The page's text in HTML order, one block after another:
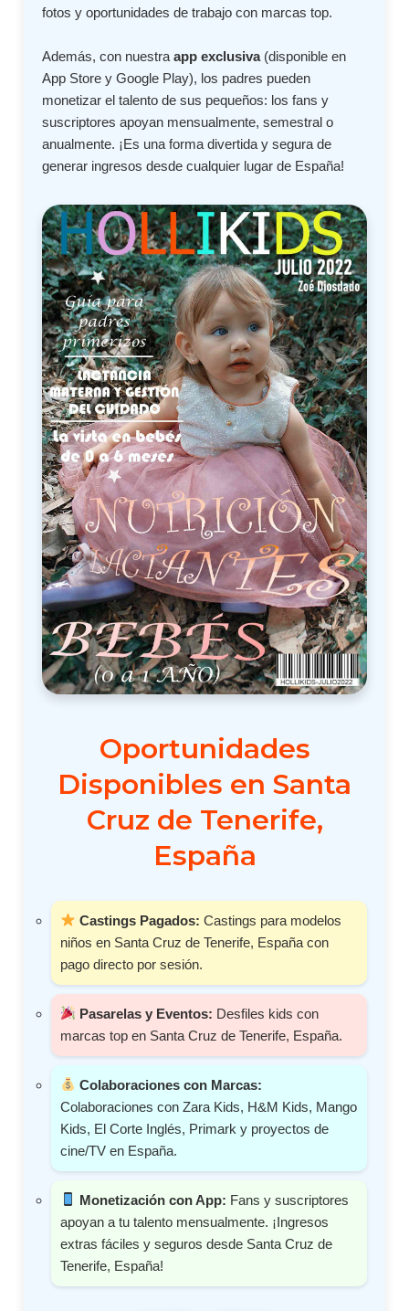
fotos y oportunidades de trabajo con marcas top.
Además, con nuestraapp exclusiva(disponible en
App Store y Google Play), los padres pueden
monetizar el talento de sus pequeños: los fans y
suscriptores apoyan mensualmente, semestral o
anualmente. ¡Es una forma divertida y segura de
generar ingresos desde cualquier lugar de España!
Oportunidades
Disponibles en Santa
Cruz de Tenerife,
España
Castings Pagados: Castings para modelos
niños en Santa Cruz de Tenerife, España con
pago directo por sesión.
Pasarelas y Eventos: Desfiles kids con
marcas top en Santa Cruz de Tenerife, España.
Colaboraciones con Marcas:
Colaboraciones con Zara Kids, H&M Kids, Mango
Kids, El Corte Inglés, Primark y proyectos de
cine/TV en España.
Monetización con App: Fans y suscriptores
apoyan a tu talento mensualmente. ¡Ingresos
extras fáciles y seguros desde Santa Cruz de
Tenerife, España!